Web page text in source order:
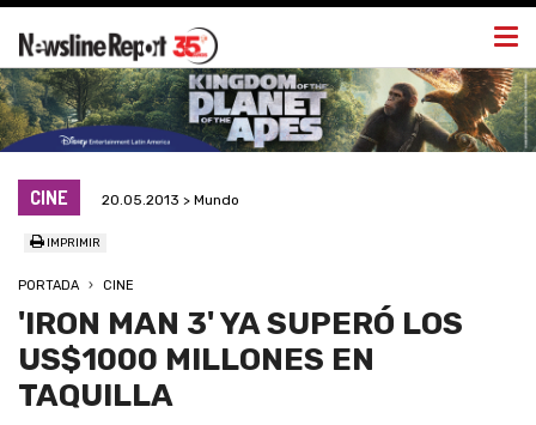
CINE 20.05.2013 > Mundo
IMPRIMIR
PORTADA CINE
'IRON MAN 3' YA SUPERÓ LOS
US$1000 MILLONES EN
TAQUILLA